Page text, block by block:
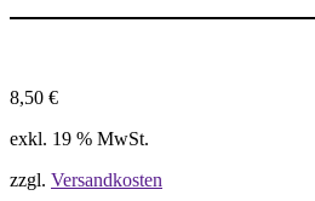
8,50 €
exkl. 19 % MwSt.
zzgl. Versandkosten